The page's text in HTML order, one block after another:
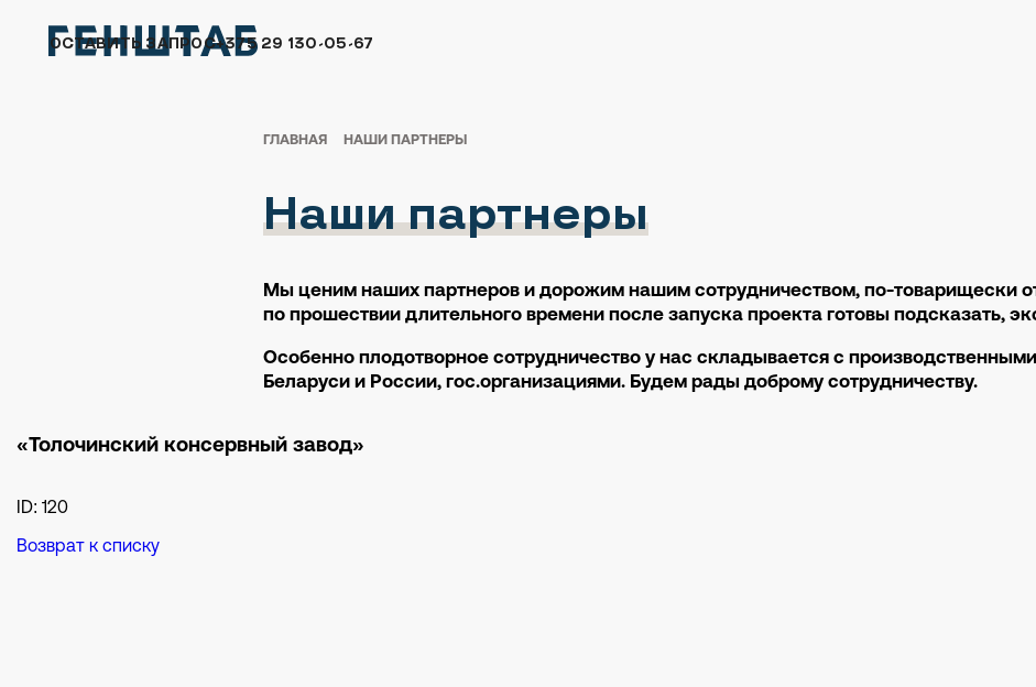
ОСТАВИТЬ ЗАПРОС+375 29 130-05-67
ГЛАВНАЯ НАШИ ПАРТНЕРЫ
Наши партнеры
Мы ценим наших партнеров и дорожим нашим сотрудничеством, по-товарищески
по прошествии длительного времени после запуска проекта готовы подсказать,
Особенно плодотворное сотрудничество у нас складывается с
Беларуси и России, гос.организациями. Будем рады доброму сотрудничеству.
«Толочинский консервный завод»
ID: 120
Возврат к списку